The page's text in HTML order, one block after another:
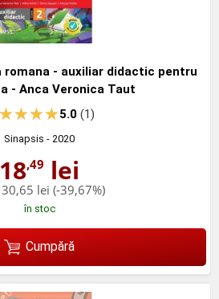
romana - auxiliar didactic pentru
- Anca Veronica Taut
5.0(1)
Sinapsis - 2020
18,49 lei
30,65 lei (-39,67%)
în stoc
Cumpără